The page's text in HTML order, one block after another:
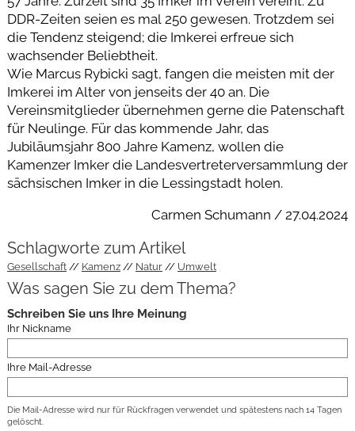
DDR-Zeiten seien es mal 250 gewesen. Trotzdem sei
die Tendenz steigend; die Imkerei erfreue sich
wachsender Beliebtheit.
Wie Marcus Rybicki sagt, fangen die meisten mit der
Imkerei im Alter von jenseits der 40 an. Die
Vereinsmitglieder übernehmen gerne die Patenschaft
für Neulinge. Für das kommende Jahr, das
Jubiläumsjahr 800 Jahre Kamenz, wollen die
Kamenzer Imker die Landesvertreterversammlung der
sächsischen Imker in die Lessingstadt holen.
Carmen Schumann / 27.04.2024
Schlagworte zum Artikel
Gesellschaft Kamenz Natur Umwelt
Was sagen Sie zu dem Thema?
Schreiben Sie uns Ihre Meinung
Ihr Nickname
Ihre Mail-Adresse
Die Mail-Adresse wird nur für Rückfragen verwendet und spätestens nach 14 Tagen
gelöscht.